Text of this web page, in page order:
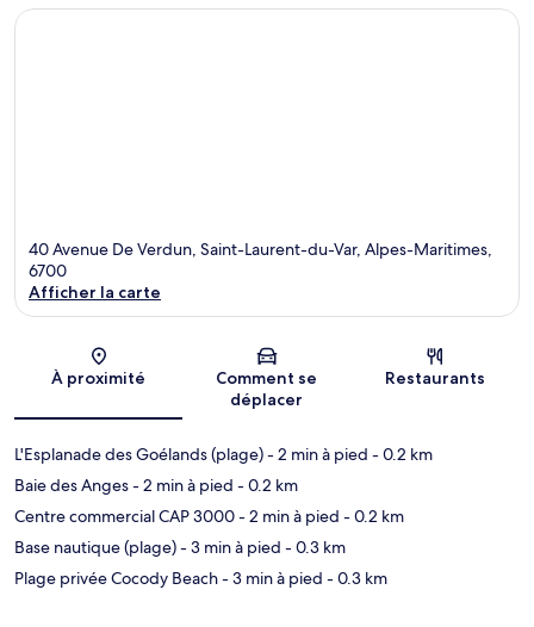
40 Avenue De Verdun, Saint-Laurent-du-Var, Alpes-Maritimes,
6700
Afficher la carte
À proximité
Comment se
déplacer
Restaurants
L'Esplanade des Goélands (plage)- 2 min à pied - 0.2 km
Baie des Anges- 2 min à pied - 0.2 km
Centre commercial CAP 3000- 2 min à pied - 0.2 km
Base nautique (plage)- 3 min à pied - 0.3 km
Plage privée Cocody Beach- 3 min à pied - 0.3 km